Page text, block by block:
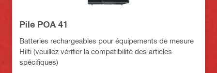
Pile POA 41
Batteries rechargeables pour équipements de mesure
Hilti (veuillez vérifier la compatibilité des articles
spécifiques)